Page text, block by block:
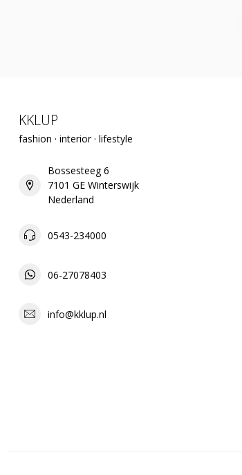
KKLUP
fashion · interior · lifestyle
Bossesteeg 6
7101 GE Winterswijk
Nederland
0543-234000
06-27078403
info@kklup.nl